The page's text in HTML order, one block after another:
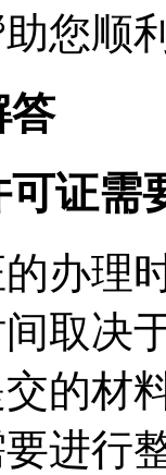
您顺
答
证需
办理
间取决
的材
进行